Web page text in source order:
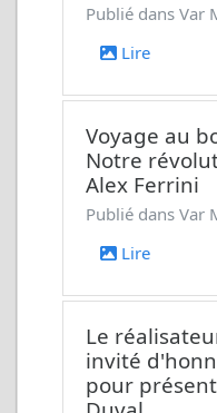
Publié dans Var
Lire
Voyage au
Notre
Alex Ferrini
Publié dans Var
Lire
Le
invité
pour